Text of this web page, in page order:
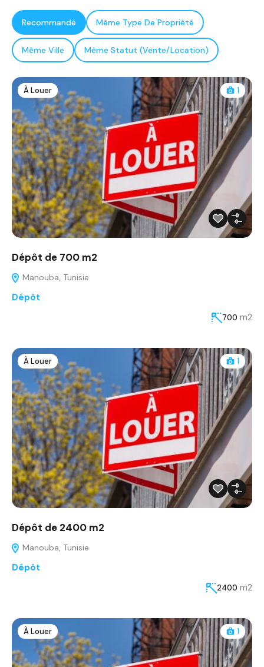
Recommandé Même Type De Propriété
Même Ville Même Statut (Vente/Location)
À Louer 1
Dépôt de 700 m2
Manouba, Tunisie
Dépôt
700 m2
À Louer 1
Dépôt de 2400 m2
Manouba, Tunisie
Dépôt
2400 m2
À Louer 1